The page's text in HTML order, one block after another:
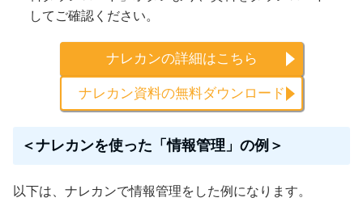
してご確認ください。
ナレカンの詳細はこちら
ナレカン資料の無料ダウンロード
＜ナレカンを使った「情報管理」の例＞
以下は、ナレカンで情報管理をした例になります。